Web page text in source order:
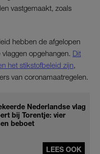
vastgemaakt, zoals
hebben de afgelopen
opgehangen. Dit
het stikstofbeleid zijn
van coronamaatregelen.
Nederlandse vlag
bij Torentje: vier
beboet
LEES OOK